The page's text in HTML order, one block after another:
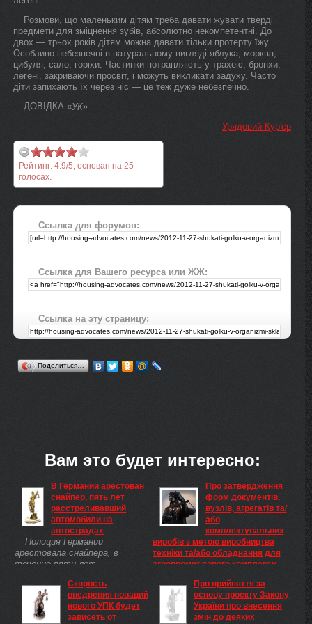
Розмови, що маленьким дітям треба давати жувати тверді
предмети для зміцнення зубів, абсолютно некомпетентні. До
двох — трьох років дітям можна давати тільки протерту їжу.
Особливо небезпечні в натуральному вигляді яблука, морква,
цибуля, сало, горіхи. Частинки потрапляють у трахею, бронхи,
легені, закриваючи просвіт, і можуть викликати задуху. Часто
діти запихають їх через ніс — це теж дуже небезпечно.
ДОВІДКА «УК»
Урядовий Кур'єр
Рейтинг: 4.9/5, основан на 25
голосах.
Ссылка для форумов:
Ссылка для Вашего ресурса или ЖЖ:
Ссылка на эту страницу:
Поделиться…
Вам это будет интересно:
В Германии арестован
снайпер, пять лет
расстреливавший
автомобили на
автострадах
Полиция Германии
арестовала снайпера, в
течение пяти лет
на автомагистралях, пишет
The Independent. В общей
сложности злоумышленник
произвел 700 выстрелов.
Скорость
внедрения новаций
нового УПК будет
зависеть от
Про затвердження
форм документів,
вузлів, агрегатів та/
або
комплектувальних
виробів з метою виробництва
техніки та/або обладнання для
агропромислового комплексу,
та продовольства України
Зареєстровано в
Міністерстві юстиції України
10 липня 2013 р. за №
Про прийняття за
основу проекту Закону
України про внесення
змін до деяких